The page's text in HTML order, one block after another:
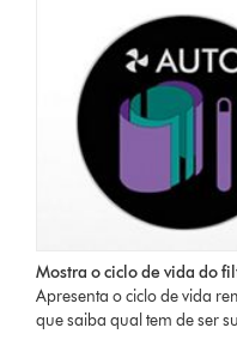
Mostra o ciclo de vida do
Apresenta o ciclo de vida
que saiba qual tem de ser